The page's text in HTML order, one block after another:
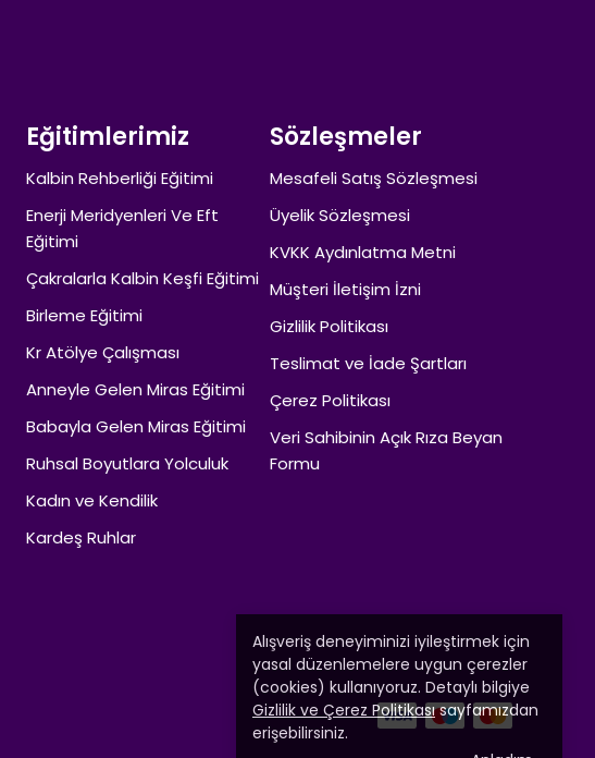
Alışveriş deneyiminizi iyileştirmek için
yasal düzenlemelere uygun çerezler
(cookies) kullanıyoruz. Detaylı bilgiye
Gizlilik ve Çerez Politikasısayfamızdan
erişebilirsiniz.
Eğitimlerimiz
Kalbin Rehberliği Eğitimi
Enerji Meridyenleri Ve Eft
Eğitimi
Çakralarla Kalbin Keşfi Eğitimi
Birleme Eğitimi
Kr Atölye Çalışması
Anneyle Gelen Miras Eğitimi
Babayla Gelen Miras Eğitimi
Ruhsal Boyutlara Yolculuk
Kadın ve Kendilik
Kardeş Ruhlar
Sözleşmeler
Mesafeli Satış Sözleşmesi
Üyelik Sözleşmesi
KVKK Aydınlatma Metni
Müşteri İletişim İzni
Gizlilik Politikası
Teslimat ve İade Şartları
Çerez Politikası
Veri Sahibinin Açık Rıza Beyan
Formu